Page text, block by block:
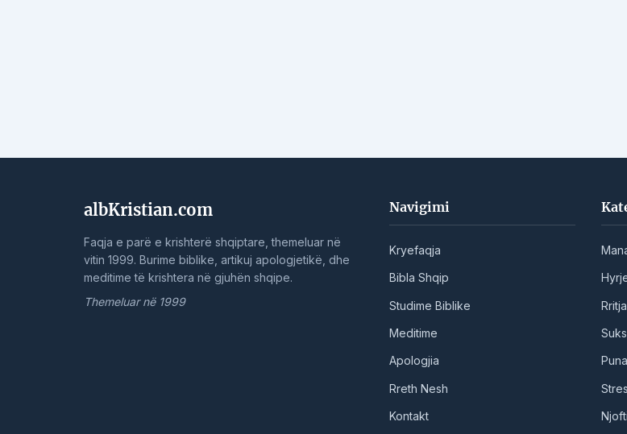
albKristian.com
Faqja e parë e krishterë shqiptare, themeluar në
vitin 1999. Burime biblike, artikuj apologjetikë, dhe
meditime të krishtera në gjuhën shqipe.
Themeluar në 1999
Navigimi
Kryefaqja
Bibla Shqip
Studime Biblike
Meditime
Apologjia
Rreth Nesh
Kontakt